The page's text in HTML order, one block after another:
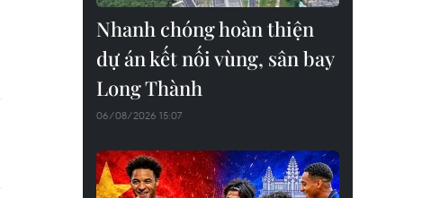
Nhanh chóng hoàn thiện
dự án kết nối vùng, sân bay
Long Thành
06/08/2026 15:07